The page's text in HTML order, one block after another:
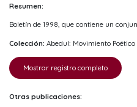
Resumen:
Boletín de 1998, que contiene un
Colección: Abedul: Movimiento Poético
Mostrar registro completo
Otras publicaciones: